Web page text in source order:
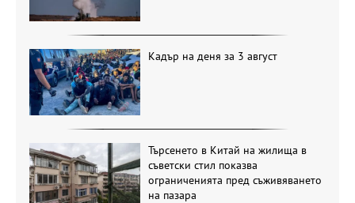
Кадър на деня за 3 август
Търсенето в Китай на жилища в
съветски стил показва
ограниченията пред съживяването
на пазара